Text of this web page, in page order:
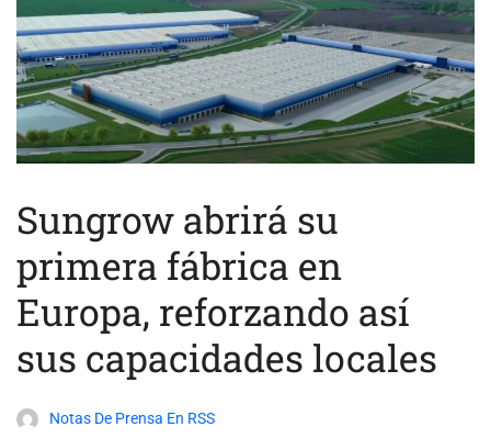
Sungrow abrirá su
primera fábrica en
Europa, reforzando así
sus capacidades locales
Notas De Prensa En RSS